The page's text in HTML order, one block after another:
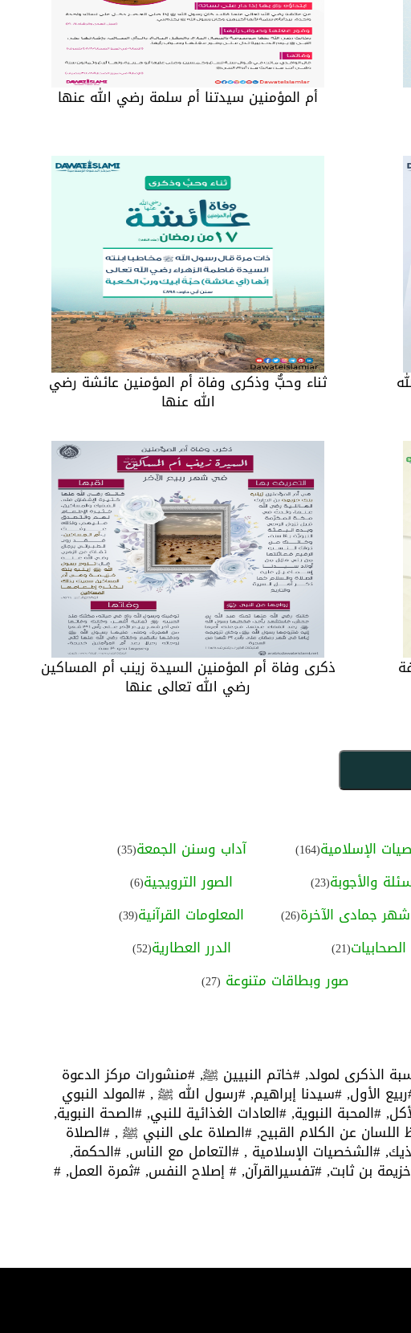
أم المؤمنين سيدتنا أم سلمة رضي الله عنها
ثناء وحبٌّ وذكرى وفاة أم المؤمنين عائشة رضي
الله عنها
ذكرى وفاة أم المؤمنين السيدة زينب أم المساكين
رضي الله تعالى عنها
الإسلامية(164) آداب وسنن الجمعة(35)
والأجوبة(23) الصور الترويجية(6)
جمادى الآخرة(26) المعلومات القرآنية(39)
الصحابيات(21) الدرر العطارية(52)
صور وبطاقات متنوعة (27)
الذكرى لمولد,#خاتم النبيين ﷺ,#منشورات مركز الدعوة
الأول,#سيدنا إبراهيم,#رسول الله ﷺ ,#المولد النبوي
#المحبة النبوية,#العادات الغذائية للنبي,#الصحة النبوية,
عن الكلام القبيح,#الصلاة على النبي ﷺ ,#الصلاة
#الشخصيات الإسلامية ,#التعامل مع الناس,#الحكمة,
بن ثابت,#تفسيرالقرآن,# إصلاح النفس,#ثمرة العمل,#